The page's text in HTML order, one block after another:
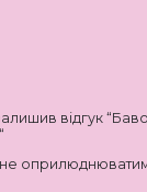
відгук